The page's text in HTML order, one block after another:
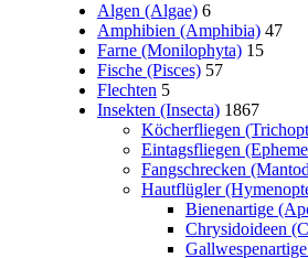
Algen (Algae) 6
Amphibien (Amphibia) 47
Farne (Monilophyta) 15
Fische (Pisces) 57
Flechten 5
Insekten (Insecta) 1867
Köcherfliegen
Eintagsfliegen
Fangschrecken
Hautflügler
Bienenartige
Chrysidoideen